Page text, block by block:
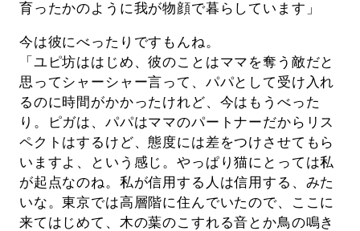
育ったかのように我が物顔で暮らしています」
今は彼にべったりですもんね。
「ユピ坊ははじめ、彼のことはママを奪う敵だと
思ってシャーシャー言って、パパとして受け入れ
るのに時間がかかったけれど、今はもうべった
り。ピガは、パパはママのパートナーだからリス
ペクトはするけど、態度には差をつけさせてもら
いますよ、という感じ。やっぱり猫にとっては私
が起点なのね。私が信用する人は信用する、みた
いな。東京では高層階に住んでいたので、ここに
来てはじめて、木の葉のこすれる音とか鳥の鳴き